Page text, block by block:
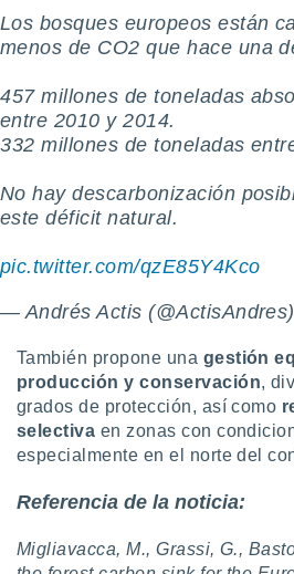
Los bosques europeos están
menos de CO2 que hace una
️457 millones de toneladas
entre 2010 y 2014.
️332 millones de toneladas
No hay descarbonización
este déficit natural.
pic.twitter.com/qzE85Y4Kco
— Andrés Actis
También propone una gestión
producción y conservación,
grados de protección, así como r
selectiva en zonas con
especialmente en el norte del
Referencia de la noticia:
Migliavacca, M., Grassi, G.,